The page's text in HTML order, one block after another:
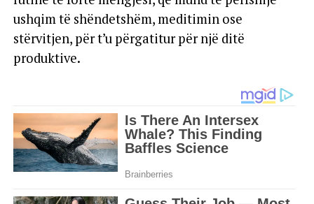
ushqim të shëndetshëm, meditimin ose
stërvitjen, për t’u përgatitur për një ditë
produktive.